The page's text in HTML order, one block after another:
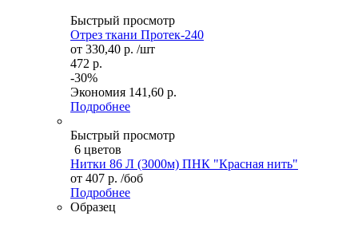
Быстрый просмотр
Отрез ткани Протек-240
от 330,40 р. /шт
472 р.
-30%
Экономия 141,60 р.
Подробнее
Быстрый просмотр
6 цветов
Нитки 86 Л (3000м) ПНК "Красная нить"
от 407 р. /боб
Подробнее
Образец